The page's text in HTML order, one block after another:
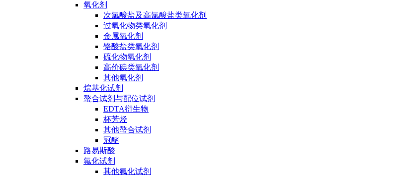
氧化剂
次氯酸盐及高氯酸盐类氧化剂
过氧化物类氧化剂
金属氧化剂
铬酸盐类氧化剂
硫化物氧化剂
高价碘类氧化剂
其他氧化剂
烷基化试剂
螯合试剂与配位试剂
EDTA衍生物
杯芳烃
其他螯合试剂
冠醚
路易斯酸
氟化试剂
其他氟化试剂